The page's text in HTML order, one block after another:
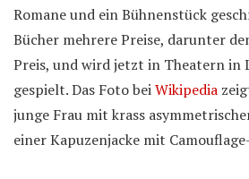
Romane und ein Bühnenstück
Bücher mehrere Preise, darunter
Preis, und wird jetzt in Theatern in
gespielt. Das Foto beiWikipedia
junge Frau mit krass
einer Kapuzenjacke mit